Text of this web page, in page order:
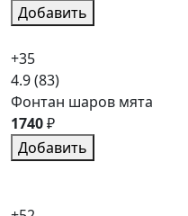
Добавить
+35
4.9(83)
Фонтан шаров мята
1740₽
Добавить